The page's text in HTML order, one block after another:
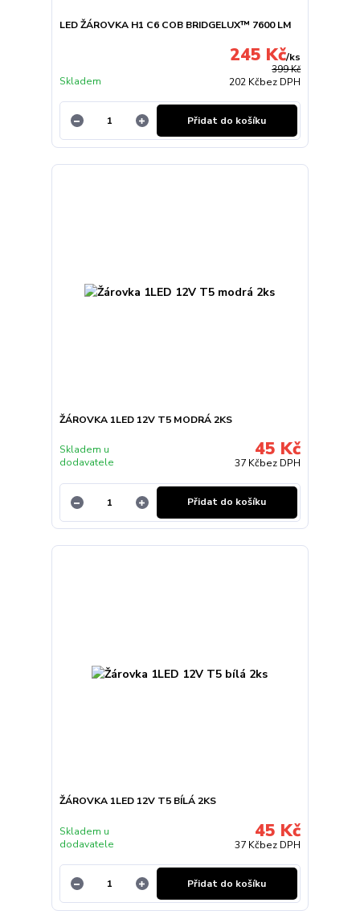
LED ŽÁROVKA H1 C6 COB BRIDGELUX™ 7600 LM
399 Kč
245 Kč/ks
202 Kčbez DPH
Skladem
Přidat do košíku
ŽÁROVKA 1LED 12V T5 MODRÁ 2KS
45 Kč
37 Kčbez DPH
Skladem u
dodavatele
Přidat do košíku
ŽÁROVKA 1LED 12V T5 BÍLÁ 2KS
45 Kč
37 Kčbez DPH
Skladem u
dodavatele
Přidat do košíku